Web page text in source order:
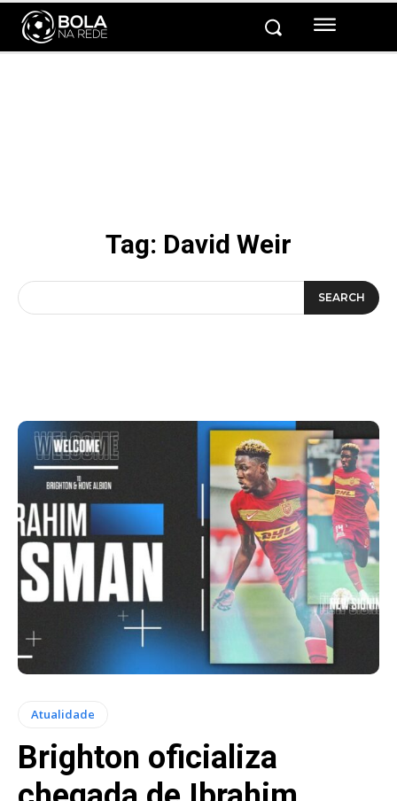
Tag: David Weir
SEARCH
Atualidade
Brighton oficializa